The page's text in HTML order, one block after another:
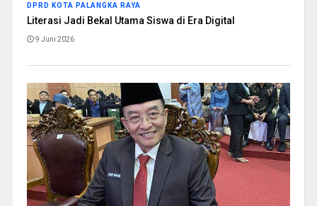
DPRD KOTA PALANGKA RAYA
Literasi Jadi Bekal Utama Siswa di Era Digital
9 Juni 2026